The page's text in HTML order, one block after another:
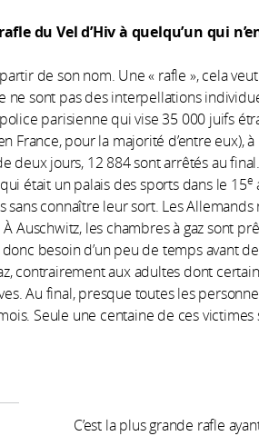
du Vel d’Hivà quelqu’un qui
de son nom. Une « rafle », cela
ne sont pas des interpellations
parisienne qui vise 35 000 juifs
France, pour la majorité d’entre eux),
deux jours, 12 884 sont arrêtés au final.
était un palais des sports dans le 15e
sans connaître leur sort. Les
Auschwitz, les chambres à gaz sont
besoin d’un peu de temps avant
contrairement aux adultes dont
Au final, presque toutes les
Seule une centaine de ces victimes
C’est la plus grande rafle